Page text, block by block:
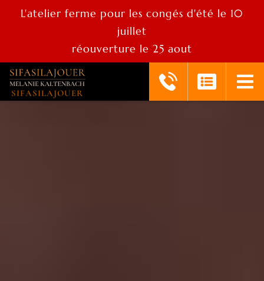
L'atelier ferme pour les congés d'été le 10
juillet
réouverture le 25 aout
SIFASILAJOUER